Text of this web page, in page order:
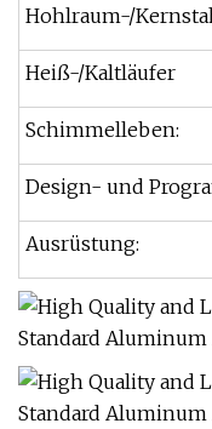
Hohlraum-/
Heiß-/Kaltläufer
Schimmelleben:
Design- und
Ausrüstung: